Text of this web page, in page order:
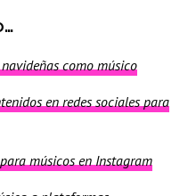
como músico
en redes sociales para
músicos en Instagram